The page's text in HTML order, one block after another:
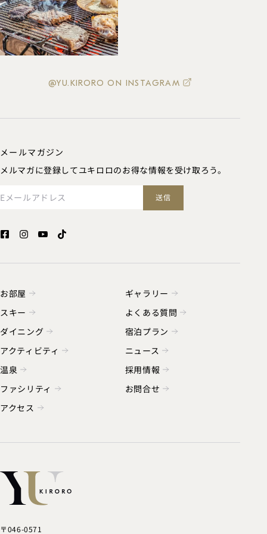
@YU.KIRORO ON INSTAGRAM
メールマガジン
メルマガに登録してユキロロのお得な情報を受け取ろう。
送信
お部屋
スキー
ダイニング
アクティビティ
温泉
ファシリティ
アクセス
ギャラリー
よくある質問
宿泊プラン
ニュース
採用情報
お問合せ
〒046-0571